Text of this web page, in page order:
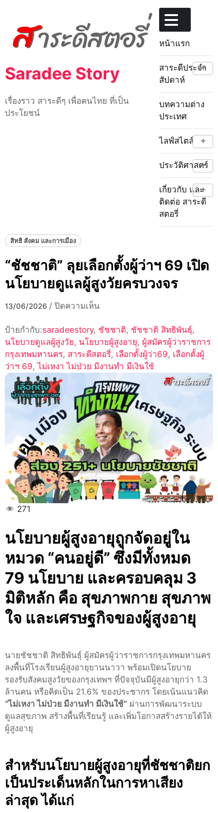
content
Saradee Story
เรื่องราว สาระดีๆ เพื่อคนไทย ที่เป็น
ประโยชน์
หน้าแรก
สาระดีประจำ
สัปดาห์
+
บทความต่าง
ประเทศ
ไลฟ์สไตล์ +
ประวัติศาสตร์
+
เกี่ยวกับ และ
ติดต่อ สาระดี
สตอรี่
+
สิทธิ สังคม และการเมือง
“ชัชชาติ” ลุยเลือกตั้งผู้ว่าฯ 69 เปิด
นโยบายดูแลผู้สูงวัยครบวงจร
13/06/2026 / ปิดความเห็นบน
ชาติ”
ลุย
เลือก
ตั้ง
ผู้
ว่าฯ
69
เปิด
นโยบาย
ดูแล
ผู้
สูง
วัย
ครบ
วงจร
ป้ายกำกับ:saradeestory, ชัชชาติ, ชัชชาติ สิทธิพันธุ์,
นโยบายดูแลผู้สูงวัย, นโยบายผู้สูงอายุ, ผู้สมัครผู้ว่าราชการ
กรุงเทพมหานคร, สาระดีสตอรี่, เลือกตั้งผู้ว่า69, เลือกตั้งผู้
ว่าฯ 69,ไม่เหงา ไม่ป่วย มีงานทำ มีเงินใช้
271
นโยบายผู้สูงอายุถูกจัดอยู่ใน
หมวด “คนอยู่ดี” ซึ่งมีทั้งหมด
79 นโยบาย และครอบคลุม 3
มิติหลัก คือ สุขภาพกาย สุขภาพ
ใจ และเศรษฐกิจของผู้สูงอายุ
นายชัชชาติ สิทธิพันธุ์ ผู้สมัครผู้ว่าราชการกรุงเทพมหานคร
ลงพื้นที่โรงเรียนผู้สูงอายุยานนาวา พร้อมเปิดนโยบาย
รองรับสังคมสูงวัยของกรุงเทพฯ ที่ปัจจุบันมีผู้สูงอายุกว่า 1.3
ล้านคน หรือคิดเป็น 21.6% ของประชากร โดยเน้นแนวคิด
“ไม่เหงา ไม่ป่วย มีงานทำ มีเงินใช้” ผ่านการพัฒนาระบบ
ดูแลสุขภาพ สร้างพื้นที่เรียนรู้ และเพิ่มโอกาสสร้างรายได้ให้
ผู้สูงอายุ
สำหรับนโยบายผู้สูงอายุที่ชัชชาติยก
เป็นประเด็นหลักในการหาเสียง
ล่าสุด ได้แก่